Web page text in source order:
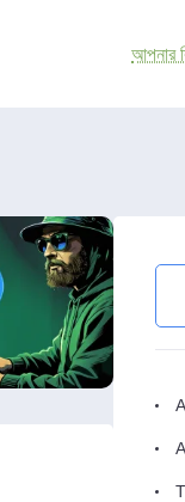
আপনার